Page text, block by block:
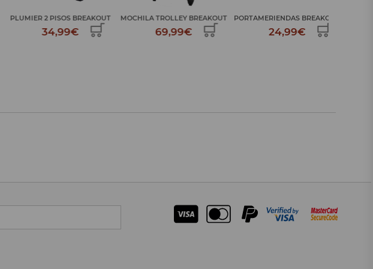
PLUMIER 2 PISOS BREAKOUT
34,99€
MOCHILA TROLLEY BREAKOUT
69,99€
PORTAMERIENDAS BREAKOUT
24,99€